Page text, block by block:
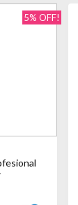
5% OFF!